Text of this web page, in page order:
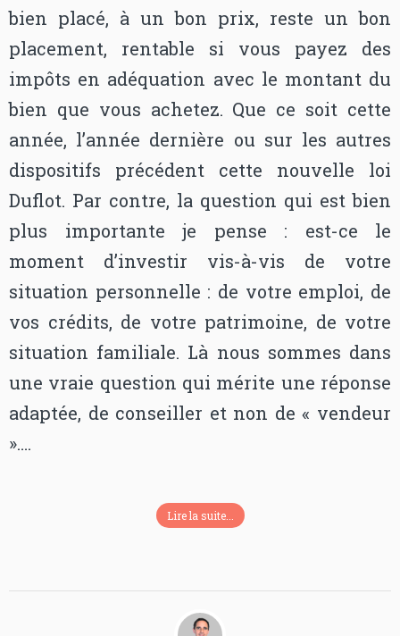
bien placé, à un bon prix, reste un bon
placement, rentable si vous payez des
impôts en adéquation avec le montant du
bien que vous achetez. Que ce soit cette
année, l’année dernière ou sur les autres
dispositifs précédent cette nouvelle loi
Duflot. Par contre, la question qui est bien
plus importante je pense : est-ce le
moment d’investir vis-à-vis de votre
situation personnelle : de votre emploi, de
vos crédits, de votre patrimoine, de votre
situation familiale. Là nous sommes dans
une vraie question qui mérite une réponse
adaptée, de conseiller et non de « vendeur
»….
Lire la suite...